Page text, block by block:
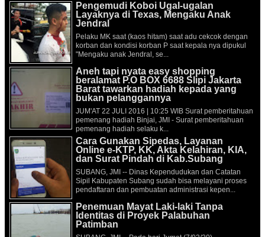
Pengemudi Koboi Ugal-ugalan
Layaknya di Texas, Mengaku Anak
Jendral
Pelaku MK saat (kaos hitam) saat adu cekcok dengan
korban dan kondisi korban P saat kepala nya dipukul
"Mengaku anak Jendral, se...
Aneh tapi nyata easy shopping
beralamat P.O BOX 6688 Slipi Jakarta
Barat tawarkan hadiah kepada yang
bukan pelanggannya
JUM'AT 22 JULI 2016 | 10:25 WIB Surat pemberitahuan
pemenang hadiah Binjai, JMI - Surat pemberitahuan
pemenang hadiah selaku k...
Cara Gunakan Sipedas, Layanan
Online e-KTP, KK, Akta Kelahiran, KIA,
dan Surat Pindah di Kab.Subang
SUBANG, JMI -- Dinas Kependudukan dan Catatan
Sipil Kabupaten Subang sudah bisa melayani proses
pendaftaran dan pembuatan administrasi kepen...
Penemuan Mayat Laki-laki Tanpa
Identitas di Proyek Palabuhan
Patimban